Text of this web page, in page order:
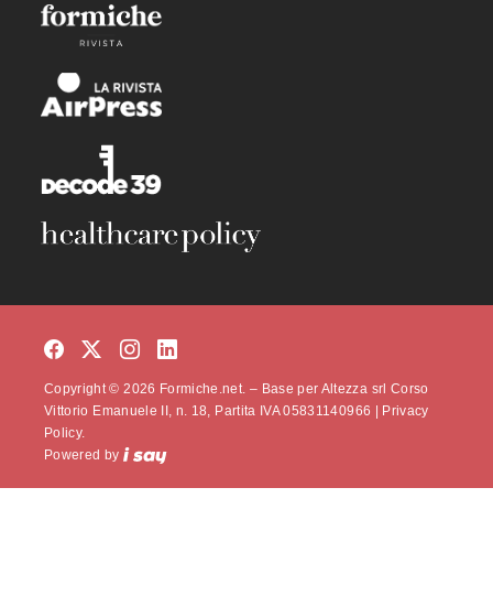
Copyright © 2026 Formiche.net. – Base per Altezza srl Corso
Vittorio Emanuele II, n. 18, Partita IVA 05831140966 |
Privacy
Policy.
Powered by